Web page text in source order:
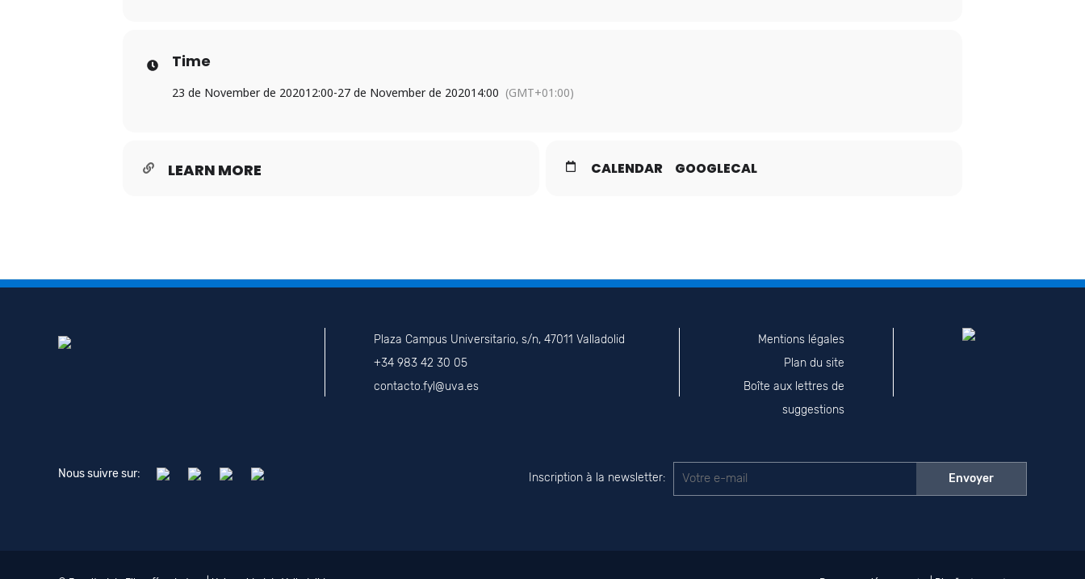
Time
23 de November de 202012:00-27 de November de 202014:00 (GMT+01:00)
LEARN MORE CALENDAR GOOGLECAL
Plaza Campus Universitario, s/n, 47011 Valladolid
+34 983 42 30 05
contacto.fyl@uva.es
Mentions légales
Plan du site
Boîte aux lettres de
suggestions
Nous suivre sur: Inscription à la newsletter: